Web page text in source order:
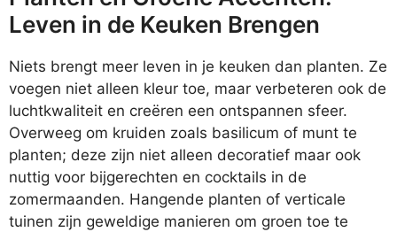
Leven in de Keuken Brengen
Niets brengt meer leven in je keuken dan planten. Ze
voegen niet alleen kleur toe, maar verbeteren ook de
luchtkwaliteit en creëren een ontspannen sfeer.
Overweeg om kruiden zoals basilicum of munt te
planten; deze zijn niet alleen decoratief maar ook
nuttig voor bijgerechten en cocktails in de
zomermaanden. Hangende planten of verticale
tuinen zijn geweldige manieren om groen toe te